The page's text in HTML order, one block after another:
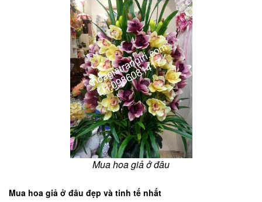
Mua hoa giả ở đâu
Mua hoa giả ở đâu đẹp và tinh tế nhất